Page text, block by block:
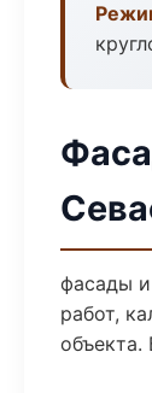
фасады и
работ,
объекта.